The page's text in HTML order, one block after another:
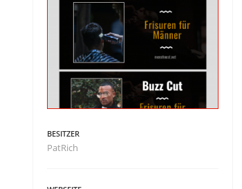
BESITZER
PatRich